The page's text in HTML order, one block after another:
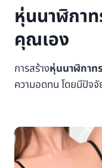
หุ่นนาฬิกา
คุณเอง
การสร้างหุ่นนาฬิกาท
ความอดทน โดยมีปัจ